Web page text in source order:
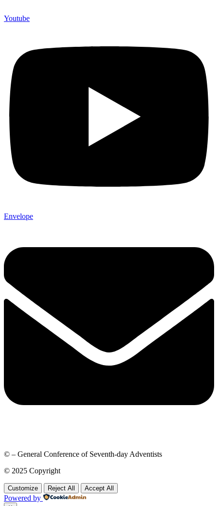
Youtube
Envelope
© – General Conference of Seventh-day Adventists
© 2025 Copyright
Customize Reject All Accept All
Powered by